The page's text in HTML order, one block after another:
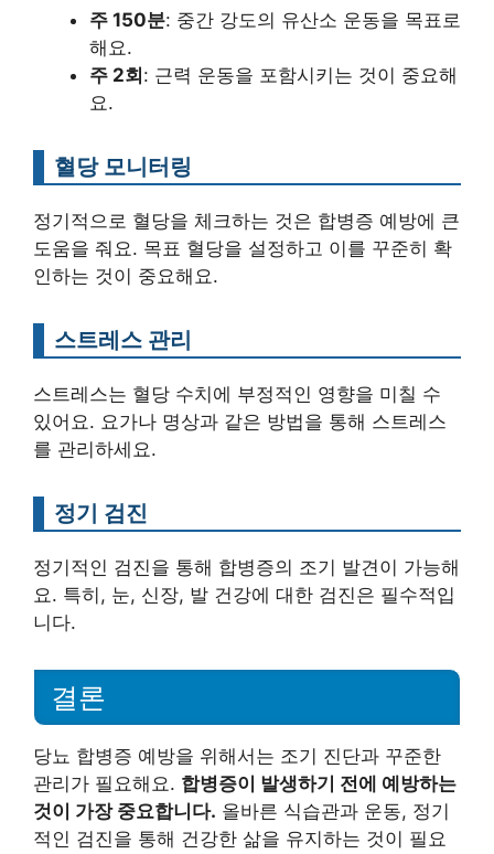
주 150분: 중간 강도의 유산소 운동을 목표로
해요.
주 2회 : 근력 운동을 포함시키는 것이 중요해
요.
혈당 모니터링
정기적으로 혈당을 체크하는 것은 합병증 예방에 큰
도움을 줘요. 목표 혈당을 설정하고 이를 꾸준히 확
인하는 것이 중요해요.
스트레스 관리
스트레스는 혈당 수치에 부정적인 영향을 미칠 수
있어요. 요가나 명상과 같은 방법을 통해 스트레스
를 관리하세요.
정기 검진
정기적인 검진을 통해 합병증의 조기 발견이 가능해
요. 특히, 눈, 신장, 발 건강에 대한 검진은 필수적입
니다.
결론
당뇨 합병증 예방을 위해서는 조기 진단과 꾸준한
관리가 필요해요. 합병증이 발생하기 전에 예방하는
것이 가장 중요합니다. 올바른 식습관과 운동, 정기
적인 검진을 통해 건강한 삶을 유지하는 것이 필요